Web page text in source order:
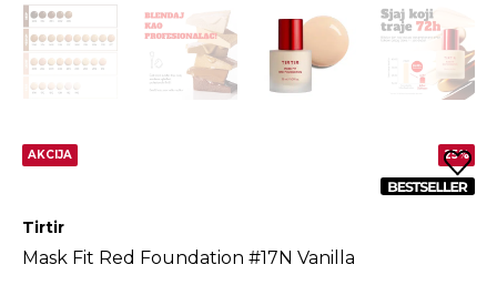
AKCIJA 25%
Tirtir
Mask Fit Red Foundation #17N Vanilla